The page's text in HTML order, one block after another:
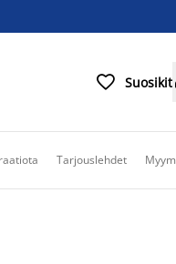
 Suosikit
Tarjouslehdet